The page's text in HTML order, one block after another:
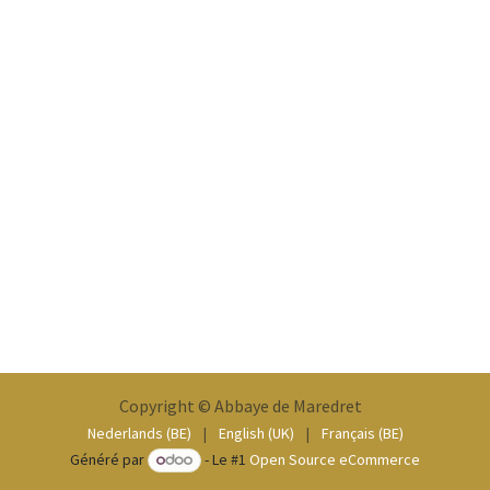
Copyright © Abbaye de Maredret
Nederlands (BE) | English (UK) |
Français (BE)
Généré par
- Le #1 Open Source eCommerce